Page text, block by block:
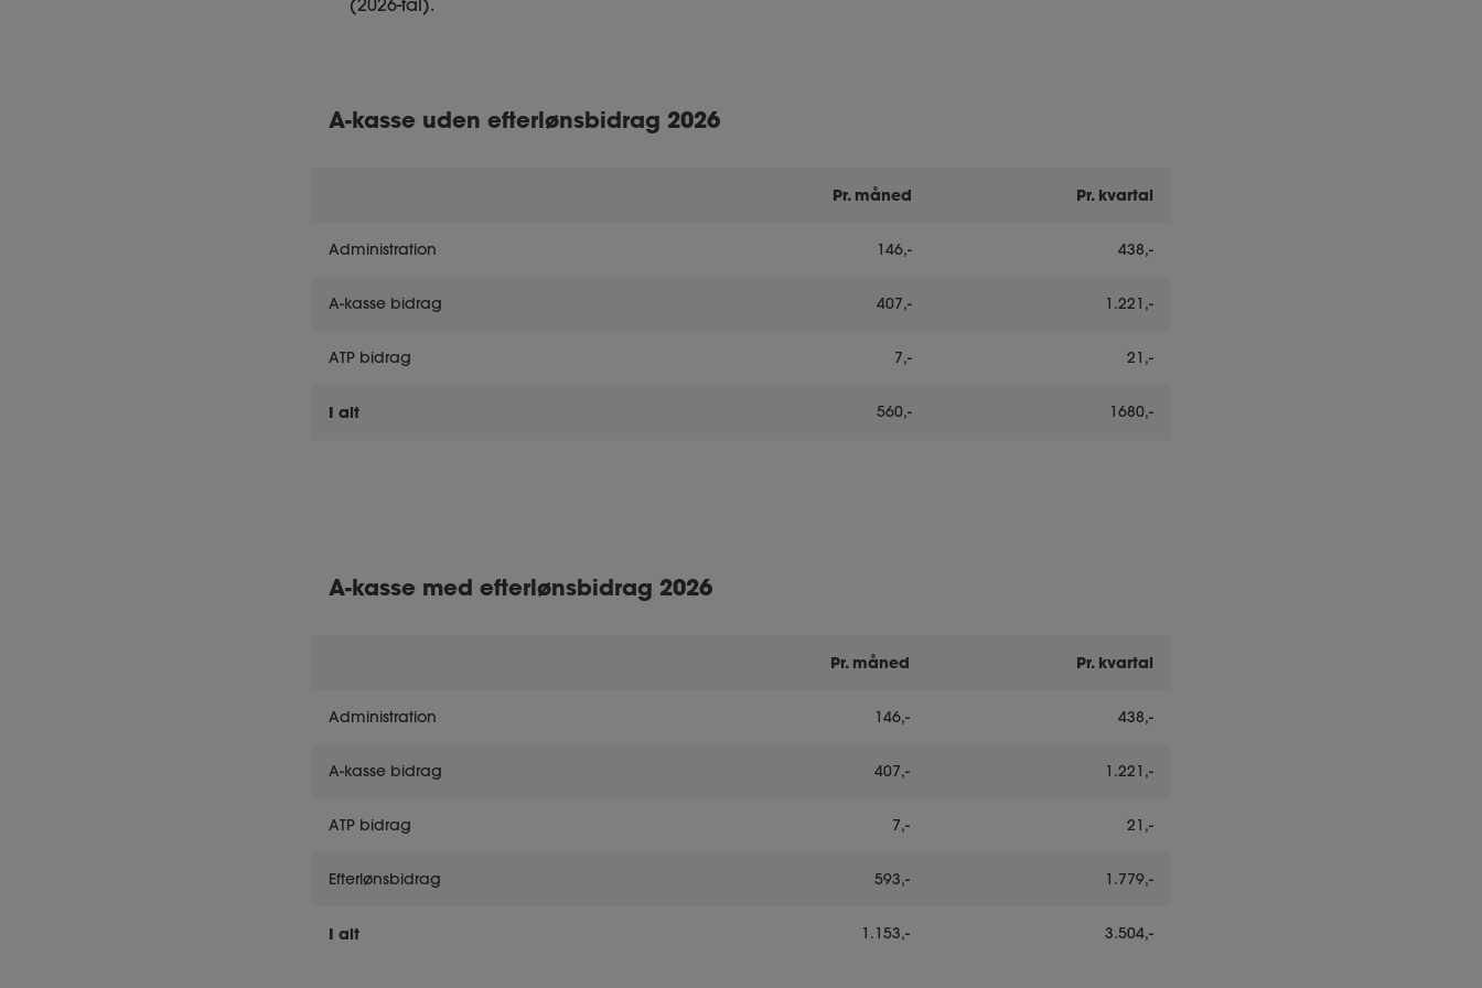
(2026-tal).
A-kasse uden efterlønsbidrag 2026
Pr. måned Pr. kvartal
Administration 146,- 438,-
A-kasse bidrag 407,- 1.221,-
ATP bidrag 7,- 21,-
I alt 560,- 1680,-
A-kasse med efterlønsbidrag 2026
Pr. måned Pr. kvartal
Administration 146,- 438,-
A-kasse bidrag 407,- 1.221,-
ATP bidrag 7,- 21,-
Efterlønsbidrag 593,- 1.779,-
I alt 1.153,- 3.504,-